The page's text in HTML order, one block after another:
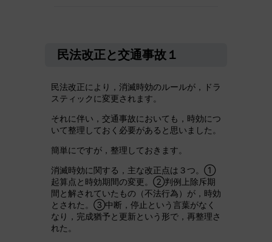
民法改正と交通事故１
民法改正により，消滅時効のルールが，ドラ
スティックに変更されます。
それに伴い，交通事故においても，時効につ
いて整理しておく必要があると思いました。
簡単にですが，整理しておきます。
消滅時効に関する，主な改正点は３つ。①
起算点と時効期間の変更。②判例上除斥期
間と解されていたもの（不法行為）が，時効
とされた。③中断，停止という言葉がなく
なり，完成猶予と更新という形で，再整理さ
れた。